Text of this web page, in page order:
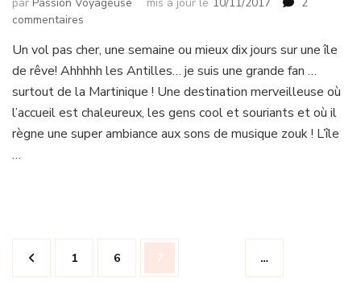
commentaires
trouver
un
vol
cher
pour
Un vol pas cher, une semaine ou mieux dix jours sur une île
de rêve! Ahhhhh les Antilles… je suis une grande fan …
surtout de la Martinique ! Une destination merveilleuse où
l’accueil est chaleureux, les gens cool et souriants et où il
règne une super ambiance aux sons de musique zouk ! L’île
…
Pagination
des
Page
1 …
Page
6 Page
7